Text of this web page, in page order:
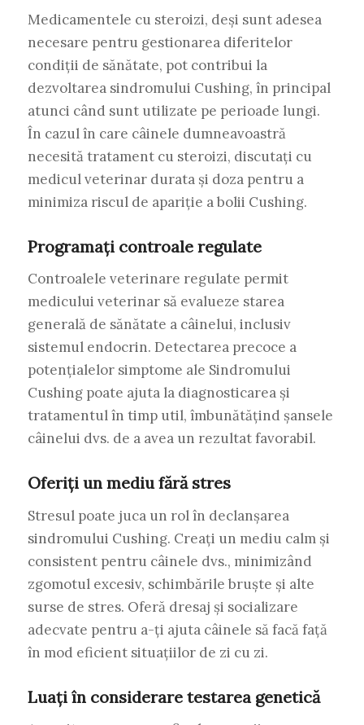
Medicamentele cu steroizi, deși sunt adesea
necesare pentru gestionarea diferitelor
condiții de sănătate, pot contribui la
dezvoltarea sindromului Cushing, în principal
atunci când sunt utilizate pe perioade lungi.
În cazul în care câinele dumneavoastră
necesită tratament cu steroizi, discutați cu
medicul veterinar durata și doza pentru a
minimiza riscul de apariție a bolii Cushing.
Programați controale regulate
Controalele veterinare regulate permit
medicului veterinar să evalueze starea
generală de sănătate a câinelui, inclusiv
sistemul endocrin. Detectarea precoce a
potențialelor simptome ale Sindromului
Cushing poate ajuta la diagnosticarea și
tratamentul în timp util, îmbunătățind șansele
câinelui dvs. de a avea un rezultat favorabil.
Oferiți un mediu fără stres
Stresul poate juca un rol în declanșarea
sindromului Cushing. Creați un mediu calm și
consistent pentru câinele dvs., minimizând
zgomotul excesiv, schimbările bruște și alte
surse de stres. Oferă dresaj și socializare
adecvate pentru a-ți ajuta câinele să facă față
în mod eficient situațiilor de zi cu zi.
Luați în considerare testarea genetică